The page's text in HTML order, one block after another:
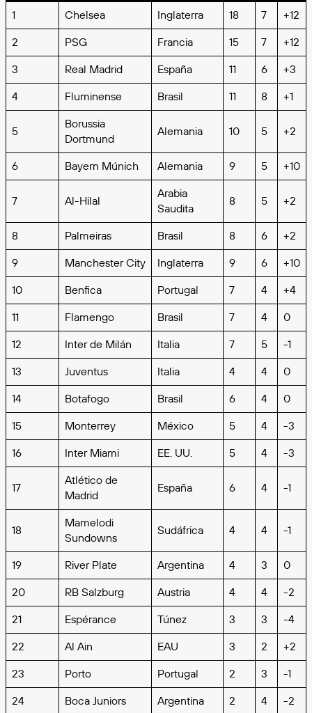
1 Chelsea Inglaterra 18 7 +12
2 PSG Francia 15 7 +12
3 Real Madrid España 11 6 +3
4 Fluminense Brasil 11 8 +1
5
Borussia
Dortmund
Alemania 10 5 +2
6 Bayern Múnich Alemania 9 5 +10
7 Al-Hilal
Arabia
Saudita
8 5 +2
8 Palmeiras Brasil 8 6 +2
9 Manchester City Inglaterra 9 6 +10
10 Benfica Portugal 7 4 +4
11 Flamengo Brasil 7 4 0
12 Inter de Milán Italia 7 5 -1
13 Juventus Italia 4 4 0
14 Botafogo Brasil 6 4 0
15 Monterrey México 5 4 -3
16 Inter Miami EE. UU. 5 4 -3
17
Atlético de
Madrid
España 6 4 -1
18
Mamelodi
Sundowns
Sudáfrica 4 4 -1
19 River Plate Argentina 4 3 0
20 RB Salzburg Austria 4 4 -2
21 Espérance Túnez 3 3 -4
22 Al Ain EAU 3 2 +2
23 Porto Portugal 2 3 -1
24 Boca Juniors Argentina 2 4 -2